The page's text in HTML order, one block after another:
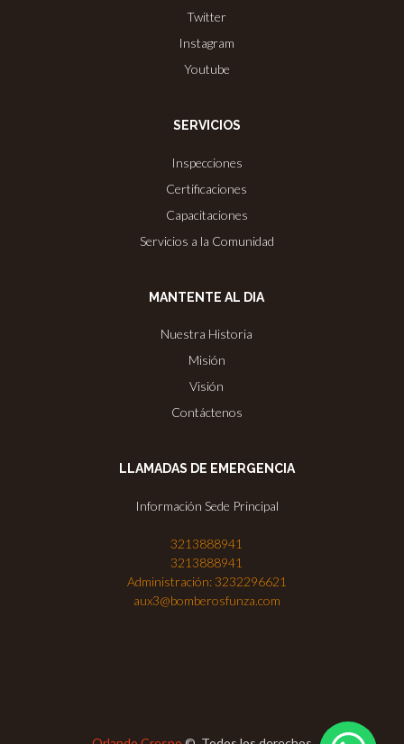
Twitter
Instagram
Youtube
SERVICIOS
Inspecciones
Certificaciones
Capacitaciones
Servicios a la Comunidad
MANTENTE AL DIA
Nuestra Historia
Misión
Visión
Contáctenos
LLAMADAS DE EMERGENCIA
Información Sede Principal
3213888941
3213888941
Administración: 3232296621
aux3@bomberosfunza.com